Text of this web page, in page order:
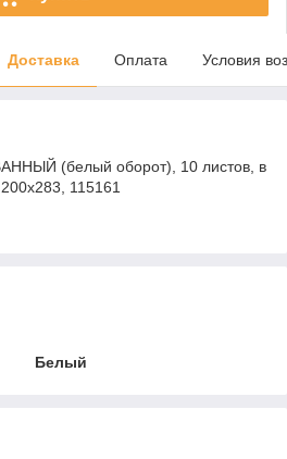
Доставка Оплата Условия
(белый оборот), 10 листов, в
115161
Белый